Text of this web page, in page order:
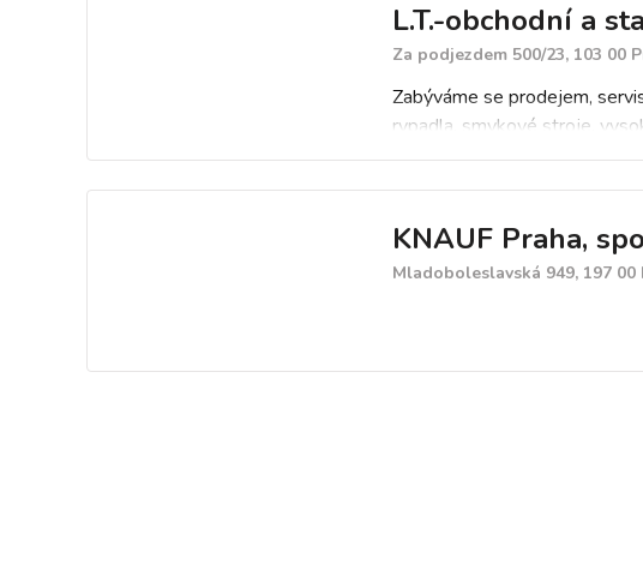
L.T.-obchodní a
Za podjezdem 500/23, 103 00
Zabýváme se prodejem,
rypadla, smykové stroje,
práce.
KNAUF Praha,
Mladoboleslavská 949, 197 00